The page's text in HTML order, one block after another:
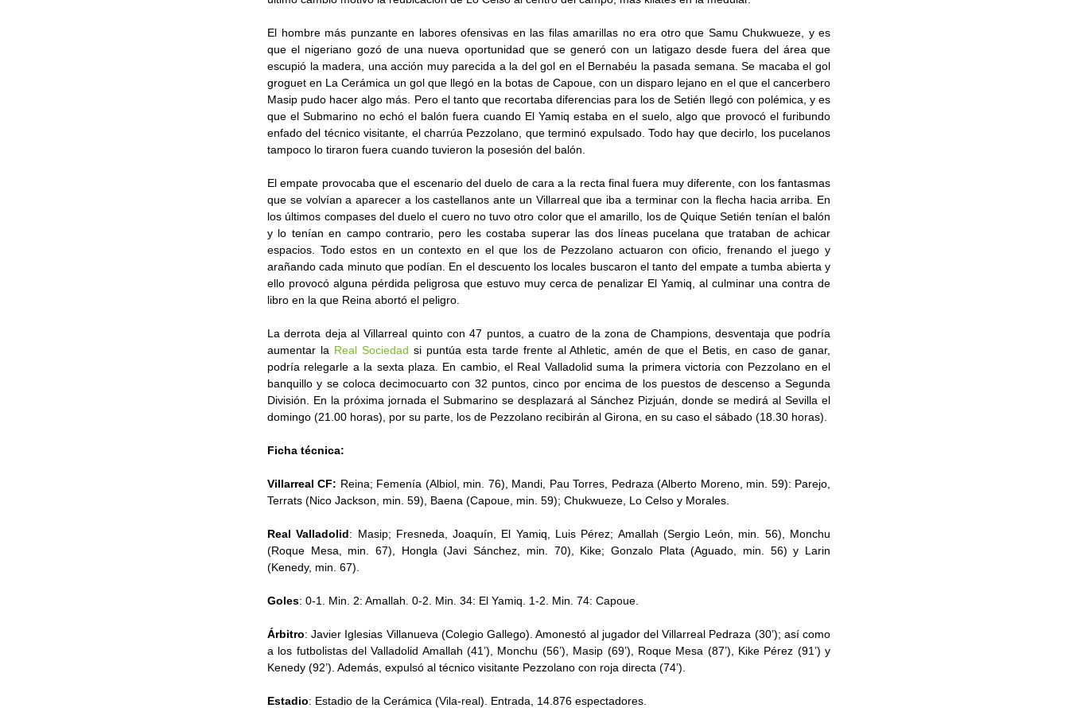
El hombre más punzante en labores ofensivas en las filas amarillas no era otro que Samu Chukwueze, y es
que el nigeriano gozó de una nueva oportunidad que se generó con un latigazo desde fuera del área que
escupió la madera, una acción muy parecida a la del gol en el Bernabéu la pasada semana. Se macaba el gol
groguet en La Cerámica un gol que llegó en la botas de Capoue, con un disparo lejano en el que el cancerbero
Masip pudo hacer algo más. Pero el tanto que recortaba diferencias para los de Setién llegó con polémica, y es
que el Submarino no echó el balón fuera cuando El Yamiq estaba en el suelo, algo que provocó el furibundo
enfado del técnico visitante, el charrúa Pezzolano, que terminó expulsado. Todo hay que decirlo, los pucelanos
tampoco lo tiraron fuera cuando tuvieron la posesión del balón.
El empate provocaba que el escenario del duelo de cara a la recta final fuera muy diferente, con los fantasmas
que se volvían a aparecer a los castellanos ante un Villarreal que iba a terminar con la flecha hacia arriba. En
los últimos compases del duelo el cuero no tuvo otro color que el amarillo, los de Quique Setién tenían el balón
y lo tenían en campo contrario, pero les costaba superar las dos líneas pucelana que trataban de achicar
espacios. Todo estos en un contexto en el que los de Pezzolano actuaron con oficio, frenando el juego y
arañando cada minuto que podían. En el descuento los locales buscaron el tanto del empate a tumba abierta y
ello provocó alguna pérdida peligrosa que estuvo muy cerca de penalizar El Yamiq, al culminar una contra de
libro en la que Reina abortó el peligro.
La derrota deja al Villarreal quinto con 47 puntos, a cuatro de la zona de Champions, desventaja que podría
aumentar la Real Sociedad si puntúa esta tarde frente al Athletic, amén de que el Betis, en caso de ganar,
podría relegarle a la sexta plaza. En cambio, el Real Valladolid suma la primera victoria con Pezzolano en el
banquillo y se coloca decimocuarto con 32 puntos, cinco por encima de los puestos de descenso a Segunda
División. En la próxima jornada el Submarino se desplazará al Sánchez Pizjuán, donde se medirá al Sevilla el
domingo (21.00 horas), por su parte, los de Pezzolano recibirán al Girona, en su caso el sábado (18.30 horas).
Ficha técnica:
Villarreal CF: Reina; Femenía (Albiol, min. 76), Mandi, Pau Torres, Pedraza (Alberto Moreno, min. 59): Parejo,
Terrats (Nico Jackson, min. 59), Baena (Capoue, min. 59); Chukwueze, Lo Celso y Morales.
Real Valladolid: Masip; Fresneda, Joaquín, El Yamiq, Luis Pérez; Amallah (Sergio León, min. 56), Monchu
(Roque Mesa, min. 67), Hongla (Javi Sánchez, min. 70), Kike; Gonzalo Plata (Aguado, min. 56) y Larin
(Kenedy, min. 67).
Goles: 0-1. Min. 2: Amallah. 0-2. Min. 34: El Yamiq. 1-2. Min. 74: Capoue.
Árbitro: Javier Iglesias Villanueva (Colegio Gallego). Amonestó al jugador del Villarreal Pedraza (30’); así como
a los futbolistas del Valladolid Amallah (41’), Monchu (56’), Masip (69’), Roque Mesa (87’), Kike Pérez (91’) y
Kenedy (92’). Además, expulsó al técnico visitante Pezzolano con roja directa (74’).
Estadio: Estadio de la Cerámica (Vila-real). Entrada, 14.876 espectadores.